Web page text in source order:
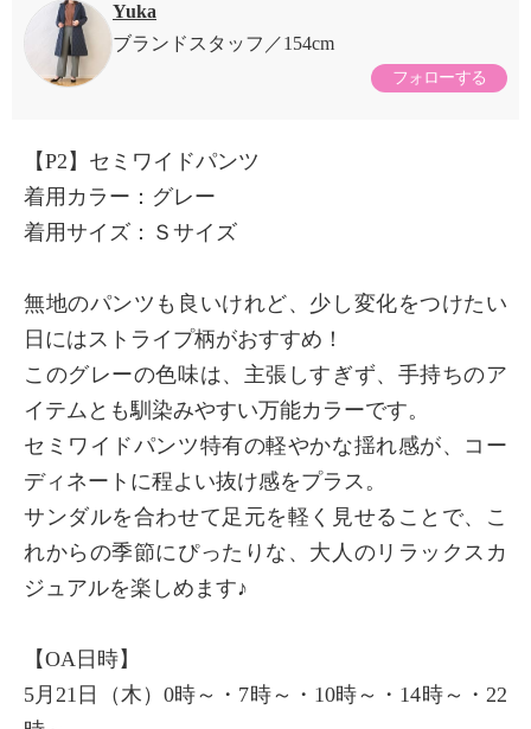
Yuka
ブランドスタッフ
154cm
フォローする
【P2】セミワイドパンツ
着用カラー：グレー
着用サイズ：Ｓサイズ
無地のパンツも良いけれど、少し変化をつけたい
日にはストライプ柄がおすすめ！
このグレーの色味は、主張しすぎず、手持ちのア
イテムとも馴染みやすい万能カラーです。
セミワイドパンツ特有の軽やかな揺れ感が、コー
ディネートに程よい抜け感をプラス。
サンダルを合わせて足元を軽く見せることで、こ
れからの季節にぴったりな、大人のリラックスカ
ジュアルを楽しめます♪
【OA日時】
5月21日（木）0時～・7時～・10時～・14時～・22